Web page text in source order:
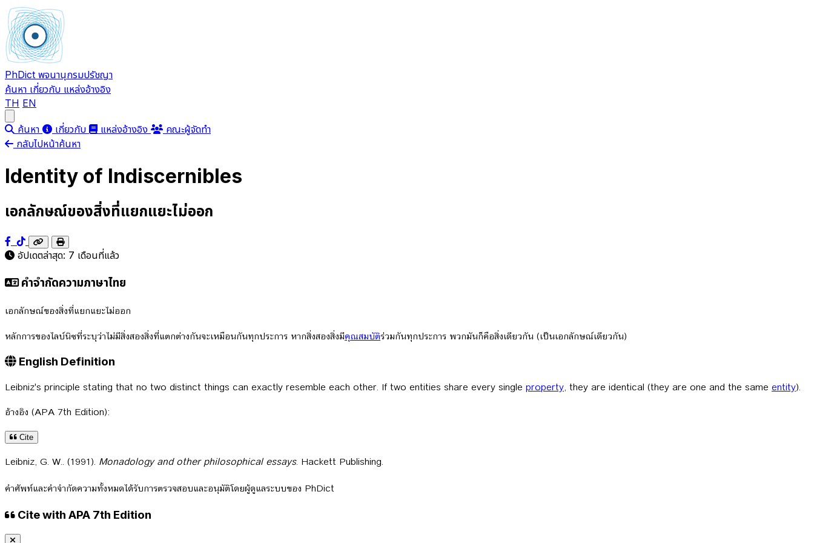
PhDict พจนานุกรมปรัชญา
ค้นหา เกี่ยวกับ แหล่งอ้างอิง
TH EN
ค้นหา เกี่ยวกับ แหล่งอ้างอิง
คณะผู้จัดทำ
กลับไปหน้าค้นหา
Identity of Indiscernibles
เอกลักษณ์ของสิ่งที่แยกแยะไม่ออก
อัปเดตล่าสุด: 7 เดือนที่แล้ว
คำจำกัดความภาษาไทย
เอกลักษณ์ของสิ่งที่แยกแยะไม่ออก
หลักการของไลบ์นิซที่ระบุว่าไม่มีสิ่งสองสิ่งที่แตกต่างกันจะเหมือนกันทุกประการ หากสิ่งสองสิ่งมีคุณสมบัติร่วมกันทุกประการ พวกมันก็คือสิ่งเดียวกัน (เป็นเอกลักษณ์เดียวกัน)
English Definition
Leibniz's principle stating that no two distinct things can exactly resemble each other. If two entities share every single property, they are identical (they are one and the same entity).
อ้างอิง (APA 7th Edition):
Cite
Leibniz, G. W.. (1991). Monadology and other philosophical essays. Hackett Publishing.
คำศัพท์และคำจำกัดความทั้งหมดได้รับการตรวจสอบและอนุมัติโดยผู้ดูแลระบบของ PhDict
Cite with APA 7th Edition